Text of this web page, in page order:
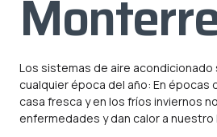
Los sistemas de aire acondicionado
cualquier época del año: En épocas
casa fresca y en los fríos inviernos
enfermedades y dan calor a nuestro